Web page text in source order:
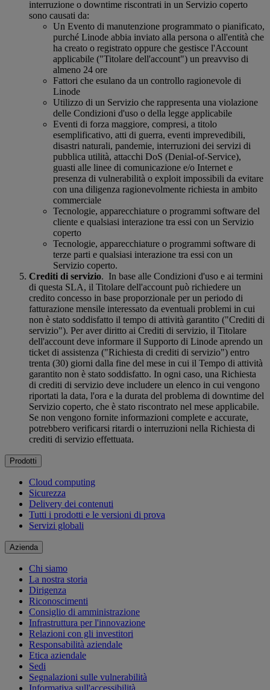
interruzione o downtime riscontrati in un Servizio coperto
sono causati da:
Un Evento di manutenzione programmato o pianificato,
purché Linode abbia inviato alla persona o all'entità che
ha creato o registrato oppure che gestisce l'Account
applicabile ("Titolare dell'account") un preavviso di
almeno 24 ore
Fattori che esulano da un controllo ragionevole di
Linode
Utilizzo di un Servizio che rappresenta una violazione
delle Condizioni d'uso o della legge applicabile
Eventi di forza maggiore, compresi, a titolo
esemplificativo, atti di guerra, eventi imprevedibili,
disastri naturali, pandemie, interruzioni dei servizi di
pubblica utilità, attacchi DoS (Denial-of-Service),
guasti alle linee di comunicazione e/o Internet e
presenza di vulnerabilità o exploit impossibili da evitare
con una diligenza ragionevolmente richiesta in ambito
commerciale
Tecnologie, apparecchiature o programmi software del
cliente e qualsiasi interazione tra essi con un Servizio
coperto
Tecnologie, apparecchiature o programmi software di
terze parti e qualsiasi interazione tra essi con un
Servizio coperto.
Crediti di servizio. In base alle Condizioni d'uso e ai termini
di questa SLA, il Titolare dell'account può richiedere un
credito concesso in base proporzionale per un periodo di
fatturazione mensile interessato da eventuali problemi in cui
non è stato soddisfatto il tempo di attività garantito ("Crediti di
servizio"). Per aver diritto ai Crediti di servizio, il Titolare
dell'account deve informare il Supporto di Linode aprendo un
ticket di assistenza ("Richiesta di crediti di servizio") entro
trenta (30) giorni dalla fine del mese in cui il Tempo di attività
garantito non è stato soddisfatto. In ogni caso, una Richiesta
di crediti di servizio deve includere un elenco in cui vengono
riportati la data, l'ora e la durata del problema di downtime del
Servizio coperto, che è stato riscontrato nel mese applicabile.
Se non vengono fornite informazioni complete e accurate,
potrebbero verificarsi ritardi o interruzioni nella Richiesta di
crediti di servizio effettuata.
Prodotti
Cloud computing
Sicurezza
Delivery dei contenuti
Tutti i prodotti e le versioni di prova
Servizi globali
Azienda
Chi siamo
La nostra storia
Dirigenza
Riconoscimenti
Consiglio di amministrazione
Infrastruttura per l'innovazione
Relazioni con gli investitori
Responsabilità aziendale
Etica aziendale
Sedi
Segnalazioni sulle vulnerabilità
Informativa sull'accessibilità